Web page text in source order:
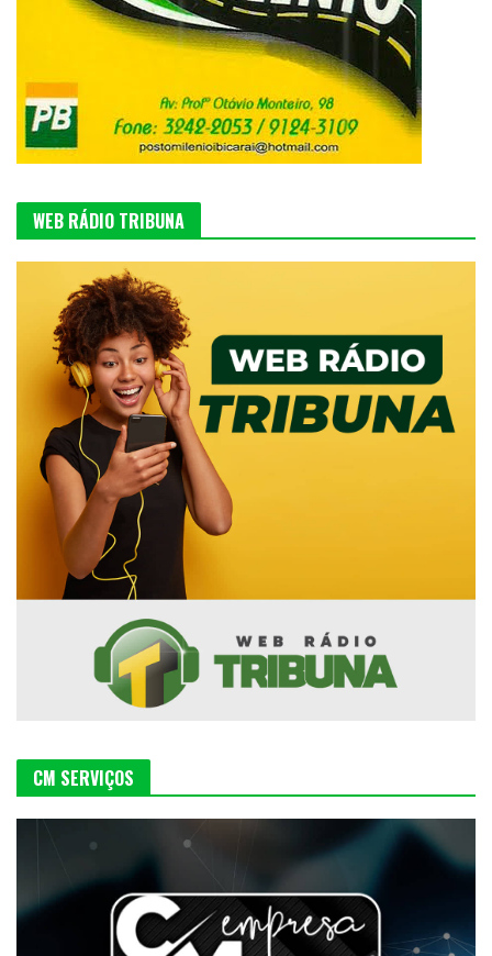
WEB RÁDIO TRIBUNA
CM SERVIÇOS